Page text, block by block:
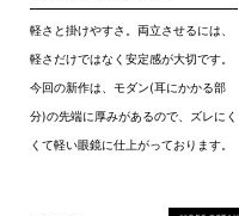
軽さと掛けやすさ。両立させるには、
軽さだけではなく安定感が大切です。
今回の新作は、モダン(耳にかかる部
分)の先端に厚みがあるので、ズレにく
くて軽い眼鏡に仕上がっております。